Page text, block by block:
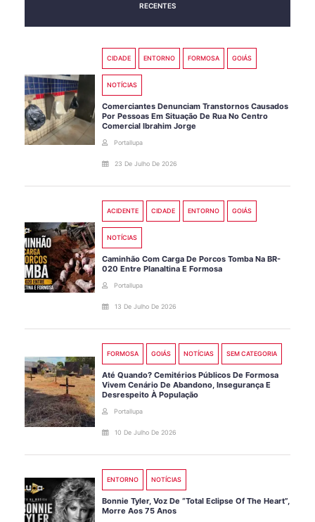
RECENTES
CIDADE ENTORNO FORMOSA GOIÁS
NOTÍCIAS
Comerciantes Denunciam Transtornos Causados
Por Pessoas Em Situação De Rua No Centro
Comercial Ibrahim Jorge
Portallupa
23 De Julho De 2026
ACIDENTE CIDADE ENTORNO GOIÁS
NOTÍCIAS
Caminhão Com Carga De Porcos Tomba Na BR-
020 Entre Planaltina E Formosa
Portallupa
13 De Julho De 2026
FORMOSA GOIÁS NOTÍCIAS SEM CATEGORIA
Até Quando? Cemitérios Públicos De Formosa
Vivem Cenário De Abandono, Insegurança E
Desrespeito À População
Portallupa
10 De Julho De 2026
ENTORNO NOTÍCIAS
Bonnie Tyler, Voz De “Total Eclipse Of The Heart”,
Morre Aos 75 Anos